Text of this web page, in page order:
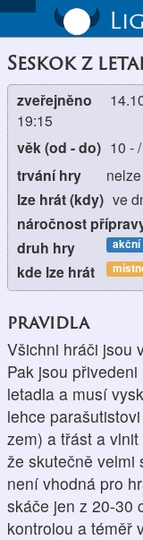
Seskok z
zveřejněno
19:15
věk (od - do) 10 -/
trvání hry
lze hrát (kdy) ve
náročnost
druh hry akční
kde lze hrát
pravidla
Všichni hráči jsou
Pak jsou
letadla a musí
lehce
zem) a třást a
že skutečně velmi
není vhodná pro
skáče jen z 20-30
kontrolou a téměř